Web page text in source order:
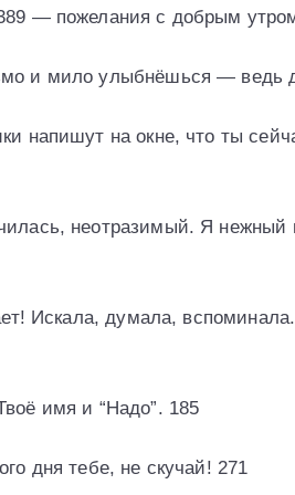
— пожелания с добрым
и мило улыбнёшься — ведь
напишут на окне, что ты
неотразимый. Я нежный
Искала, думала,
имя и “Надо”. 185
дня тебе, не скучай! 271